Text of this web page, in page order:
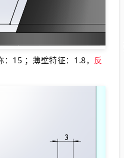
15 ；薄壁特征：1.8， 反